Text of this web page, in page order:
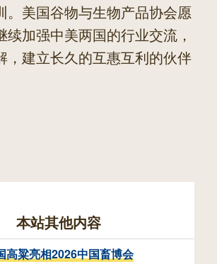
。美国谷物与生物产品协会愿
续加强中美两国的行业交流，
，建立长久的互惠互利的伙伴
本站其他内容
高粱亮相2026中国畜博会